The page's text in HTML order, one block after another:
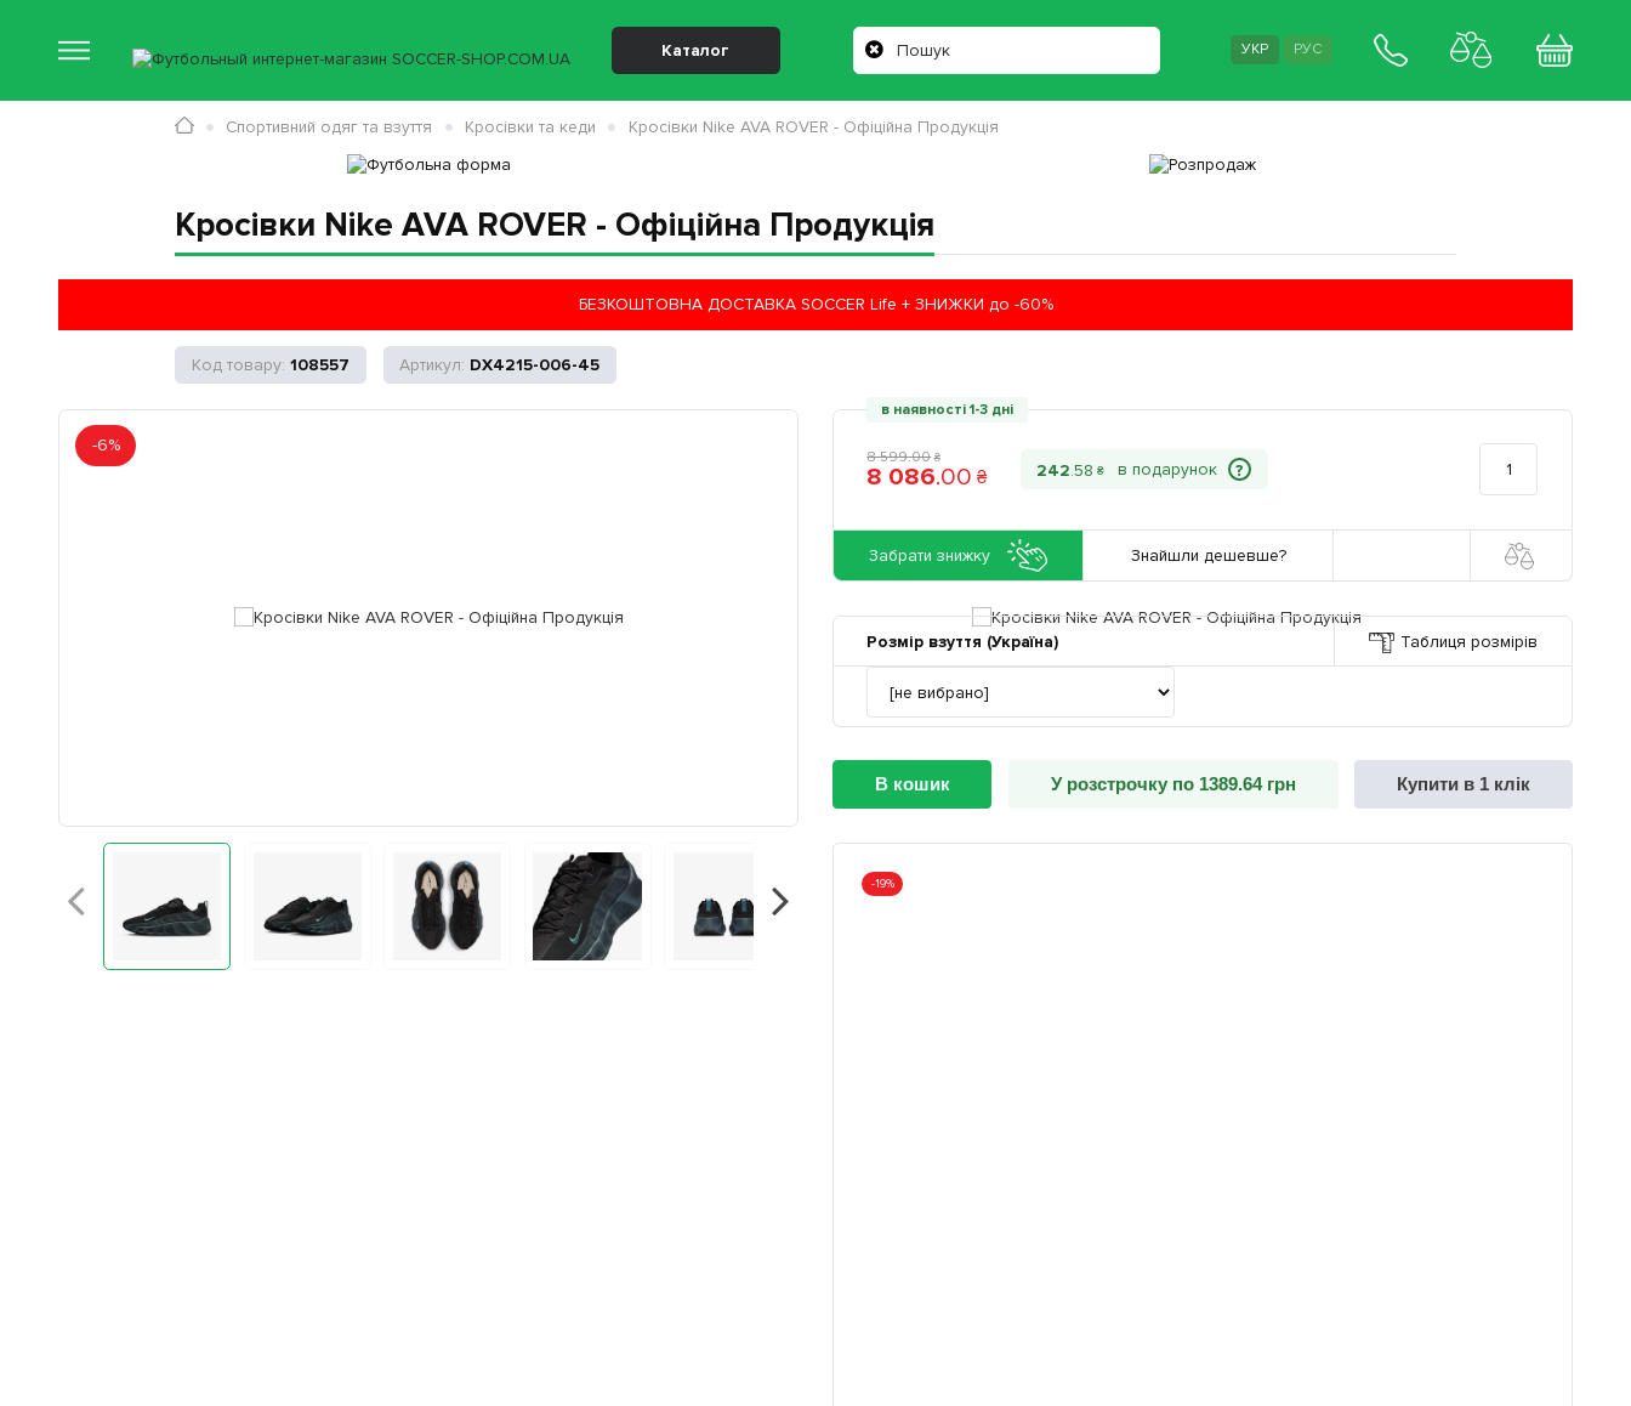
Кросівки Nike AVA ROVER - Офіційна Продукція
БЕЗКОШТОВНА ДОСТАВКА SOCCER Life + ЗНИЖКИ до -60%
108557 DX4215-006-45
-6%
в наявності 1-3 дні
8 599.00 ₴
8 086.00 ₴ 242.58 ₴ ?
Забрати знижку Знайшли дешевше?
Розмір взуття (Україна) Таблиця розмірів
В кошик У розстрочку по 1389.64 грн Купити в 1 клік
-19%
Каталог УКР РУС
Спортивний одяг та взуття Кросівки та кеди Кросівки Nike AVA ROVER - Офіційна Продукція